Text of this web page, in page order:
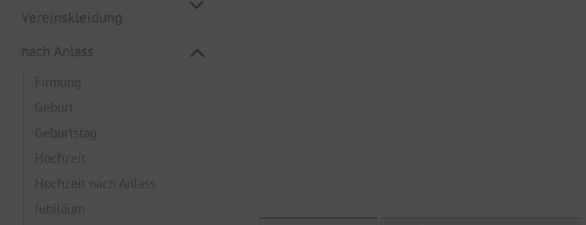
Vereinskleidung
nach Anlass
Firmung
Geburt
Geburtstag
Hochzeit
Hochzeit nach Anlass
Jubiläum